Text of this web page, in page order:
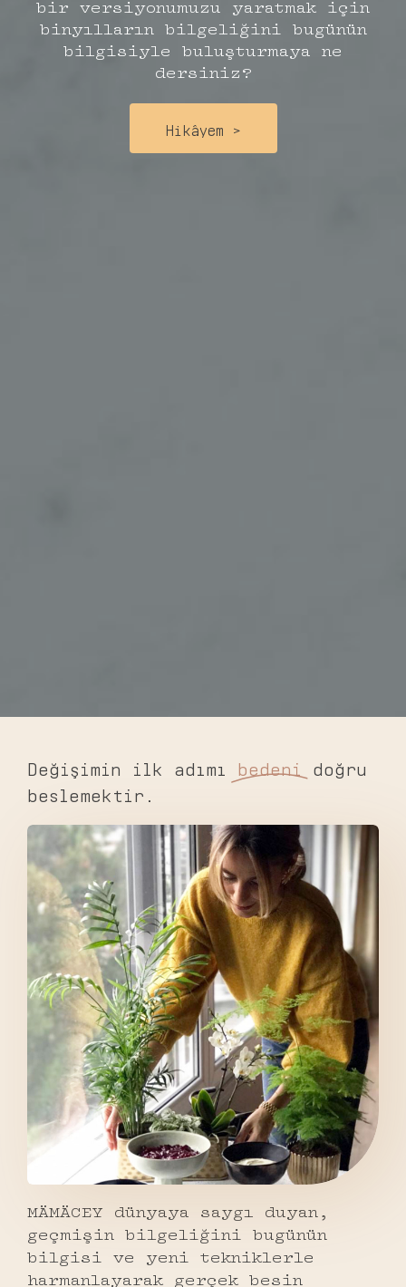
bir versiyonumuzu yaratmak için
binyılların bilgeliğini bugünün
bilgisiyle buluşturmaya ne
dersiniz?
Hikâyem >
Değişimin ilk adımı bedeni
doğru
beslemektir.
MÄMÄCEY dünyaya saygı duyan,
geçmişin bilgeliğini bugünün
bilgisi ve yeni tekniklerle
harmanlayarak gerçek besin